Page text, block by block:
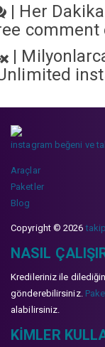
| Her Dakika
comment
|
instagram beğeni ve
Araçlar
Paketler
Blog
Copyright © 2026
NASIL
Kredileriniz ile
gönderebilirsiniz.
alabilirsiniz.
KIMLER